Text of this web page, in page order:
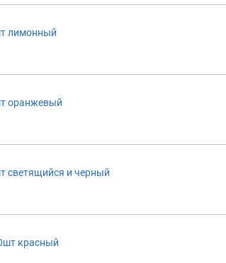
лимонный
оранжевый
светящийся и черный
красный